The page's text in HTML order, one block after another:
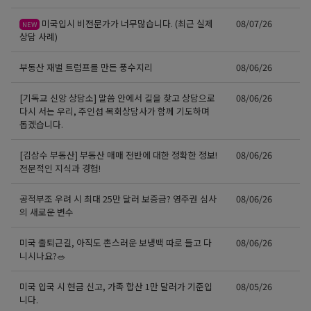
NEW 미국입시 비전문가가 너무많습니다. (최근 실제
상담 사례)
08/07/26
부동산 재벌 트럼프를 만든 풍수지리 08/06/26
[기독교 신앙 상담소] 말씀 안에서 길을 찾고 상담으로
다시 서는 우리, 주인섭 목회상담사가 함께 기도하며
돕겠습니다.
08/06/26
[김삼수 부동산] 부동산 매매 전반에 대한 정확한 정보!
전문적인 지식과 경험!
08/06/26
공적부조 우려 시 최대 25만 달러 보증금? 영주권 심사
의 새로운 변수
08/06/26
미국 출퇴근길, 아직도 촌스러운 보냉백 따로 들고 다
니시나요?🥗
08/06/26
미국 입국 시 현금 신고, 가족 합산 1만 달러가 기준입
니다.
08/05/26